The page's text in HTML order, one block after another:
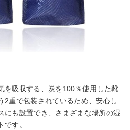
を吸収する、炭を100％使用した靴
2重で包装されているため、安心し
にも設置でき、さまざまな場所の湿
す。